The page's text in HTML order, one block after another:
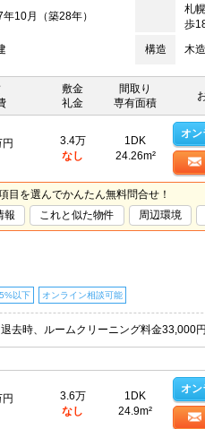
札
歩
年10月（築28年）
構造 木造
敷金
礼金
間取り
専有面積
円
3.4万
なし
1DK
24.26m²
オン
目を選んでかんたん無料問合せ！
報 これと似た物件 周辺環境
以下 オンライン相談可能
円
3.6万
なし
1DK
24.9m²
オン